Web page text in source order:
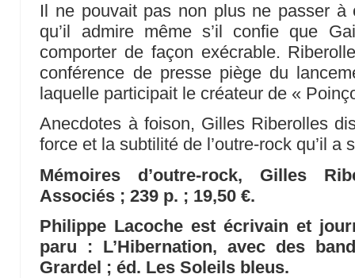
Il ne pouvait pas non plus ne passer à
qu’il admire même s’il confie que
comporter de façon exécrable.
conférence de presse piège du
laquelle participait le créateur de «
Anecdotes à foison, Gilles Riberolles
force et la subtilité de l’outre-rock qu’il a
Mémoires d’outre-rock, Gilles
Associés ; 239 p. ; 19,50 €.
Philippe Lacoche est écrivain et
paru : L’Hibernation, avec des
Grardel ; éd. Les Soleils bleus.